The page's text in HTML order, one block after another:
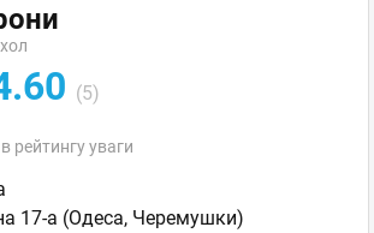
(5)
рейтингу уваги
17-а (Одеса, Черемушки)